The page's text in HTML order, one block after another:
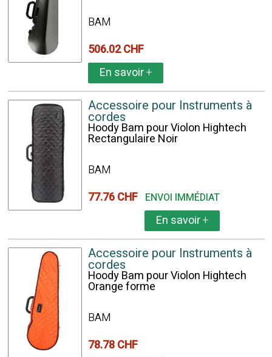
BAM
506.02 CHF
En savoir+
Accessoire pour Instruments à
cordes
Hoody Bam pour Violon Hightech
Rectangulaire Noir
BAM
77.76 CHF ENVOI IMMÉDIAT
En savoir+
Accessoire pour Instruments à
cordes
Hoody Bam pour Violon Hightech
Orange forme
BAM
78.78 CHF